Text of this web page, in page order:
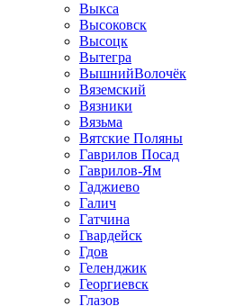
Выкса
Высоковск
Высоцк
Вытегра
ВышнийВолочёк
Вяземский
Вязники
Вязьма
Вятские Поляны
Гаврилов Посад
Гаврилов-Ям
Гаджиево
Галич
Гатчина
Гвардейск
Гдов
Геленджик
Георгиевск
Глазов